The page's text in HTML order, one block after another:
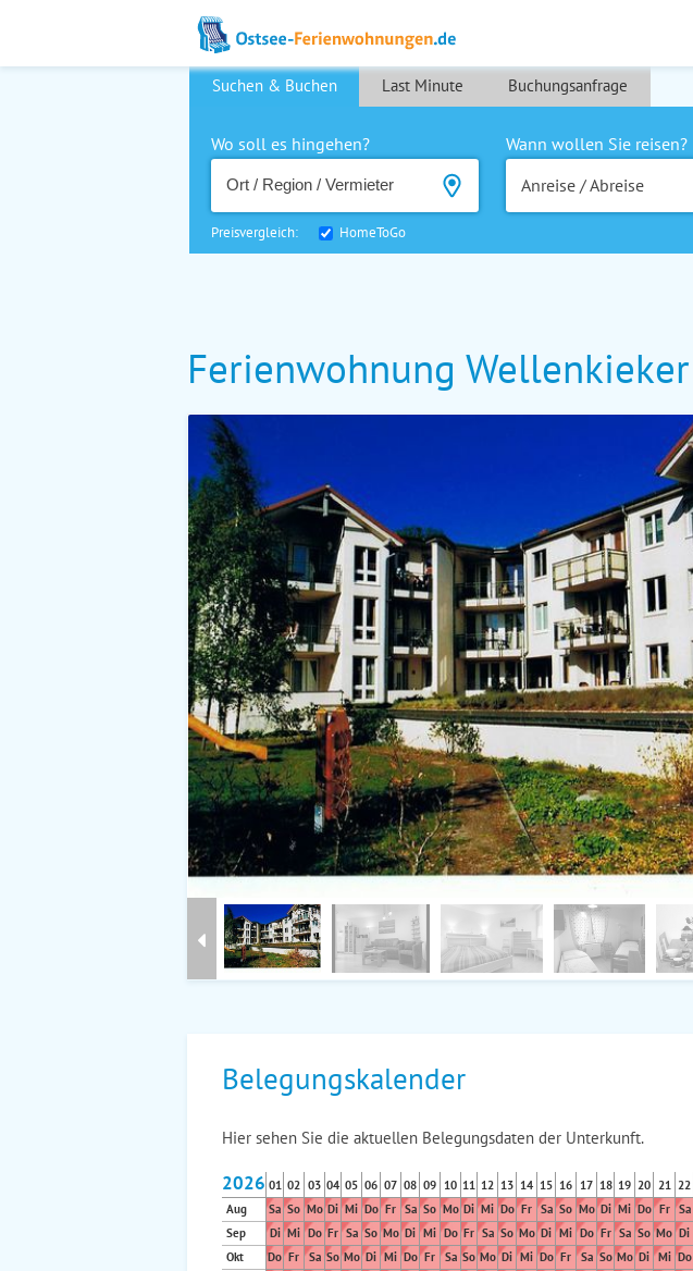
Suchen & Buchen Last Minute Buchungsanfrage
Wo soll es hingehen?
Wann wollen Sie reisen?
Anreise / Abreise
Preisvergleich: HomeToGo
Ferienwohnung Wellenkieker
Belegungskalender
Hier sehen Sie die aktuellen Belegungsdaten der Unterkunft.
2026 01 02 03 04 05 06 07 08 09 10 11 12 13 14 15 16 17 18 19 20 21 22
Aug
Sa So Mo Di Mi Do Fr Sa So Mo Di Mi Do Fr Sa So Mo Di Mi Do Fr Sa
Sep
Di Mi Do Fr Sa So Mo Di Mi Do Fr Sa So Mo Di Mi Do Fr Sa So Mo Di
Okt
Do Fr Sa So Mo Di Mi Do Fr Sa So Mo Di Mi Do Fr Sa So Mo Di Mi Do